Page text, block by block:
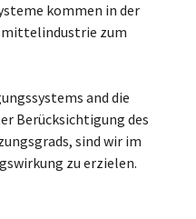
kommen in der
zum
and die
Berücksichtigung des
sind wir im
zu erzielen.